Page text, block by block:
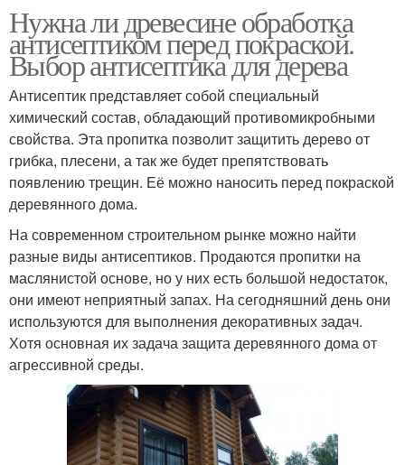
Нужна ли древесине обработка
антисептиком перед покраской.
Выбор антисептика для дерева
Антисептик представляет собой специальный
химический состав, обладающий противомикробными
свойства. Эта пропитка позволит защитить дерево от
грибка, плесени, а так же будет препятствовать
появлению трещин. Её можно наносить перед покраской
деревянного дома.
На современном строительном рынке можно найти
разные виды антисептиков. Продаются пропитки на
маслянистой основе, но у них есть большой недостаток,
они имеют неприятный запах. На сегодняшний день они
используются для выполнения декоративных задач.
Хотя основная их задача защита деревянного дома от
агрессивной среды.